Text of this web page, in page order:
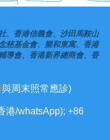
、香港信義會、沙田馬鞍山
慈基金會、樂和東寓、香港
導會、香港新界總商會、香
周末照常應診)
港/whatsApp); +86